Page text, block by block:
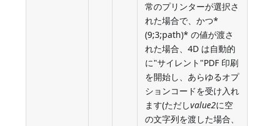
常のプリンターが選択さ
れた場合で、かつ*
(9;3;path)* の値が渡さ
れた場合、4D は自動的
に"サイレント"PDF 印刷
を開始し、あらゆるオプ
ションコードを受け入れ
ます(ただしvalue2に空
の文字列を渡した場合、